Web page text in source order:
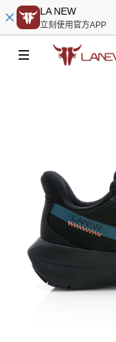
LA NEW
立刻使用官方APP